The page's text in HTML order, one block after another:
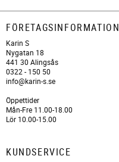
FÖRETAGSINFORMATION
Karin S
Nygatan 18
441 30 Alingsås
0322 - 150 50
info@karin-s.se
Öppettider
Mån-Fre 11.00-18.00
Lör 10.00-15.00
KUNDSERVICE